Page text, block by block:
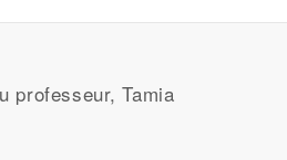
professeur, Tamia